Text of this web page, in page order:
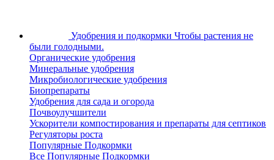
Удобрения и подкормки Чтобы растения не
были голодными.
Органические удобрения
Минеральные удобрения
Микробиологические удобрения
Биопрепараты
Удобрения для сада и огорода
Почвоулучшители
Ускорители компостирования и препараты для септиков
Регуляторы роста
Популярные Подкормки
Все Популярные Подкормки